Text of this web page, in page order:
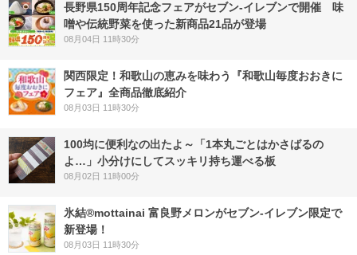
長野県150周年記念フェアがセブン-イレブンで開催 味
噌や伝統野菜を使った新商品21品が登場
08月04日 11時30分
関西限定！和歌山の恵みを味わう『和歌山毎度おおきに
フェア』全商品徹底紹介
08月03日 11時30分
100均に便利なの出たよ～「1本丸ごとはかさばるの
よ…」小分けにしてスッキリ持ち運べる板
08月02日 11時00分
氷結®mottainai 富良野メロンがセブン‐イレブン限定で
新登場！
08月03日 11時30分